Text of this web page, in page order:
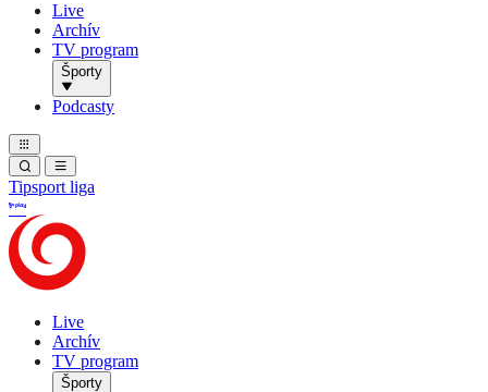
Live
Archív
TV program
Športy
Podcasty
Tipsport liga
Live
Archív
TV program
Športy